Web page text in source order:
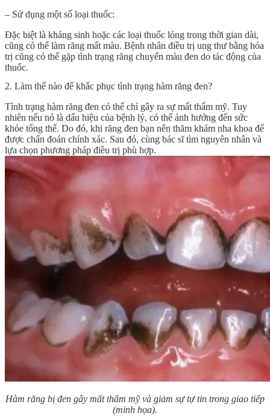
– Sử dụng một số loại thuốc:
Đặc biệt là kháng sinh hoặc các loại thuốc lỏng trong thời gian dài,
cũng có thể làm răng mất màu. Bệnh nhân điều trị ung thư bằng hóa
trị cũng có thể gặp tình trạng răng chuyển màu đen do tác động của
thuốc.
2. Làm thế nào để khắc phục tình trạng hàm răng đen?
Tình trạng hàm răng đen có thể chỉ gây ra sự mất thẩm mỹ. Tuy
nhiên nếu nó là dấu hiệu của bệnh lý, có thể ảnh hưởng đến sức
khỏe tổng thể. Do đó, khi răng đen bạn nên thăm khám nha khoa để
được chẩn đoán chính xác. Sau đó, cùng bác sĩ tìm nguyên nhân và
lựa chọn phương pháp điều trị phù hợp.
Hàm răng bị đen gây mất thẩm mỹ và giảm sự tự tin trong giao tiếp
(minh họa).